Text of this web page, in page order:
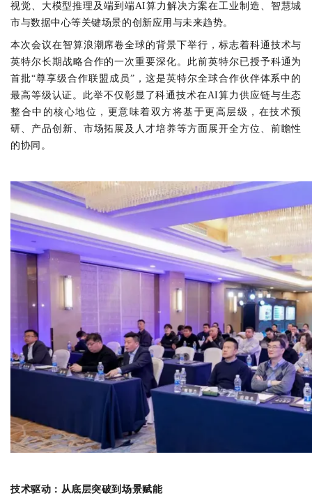
视觉、大模型推理及端到端AI算力解决方案在工业制造、智慧城
市与数据中心等关键场景的创新应用与未来趋势。
本次会议在智算浪潮席卷全球的背景下举行，标志着科通技术与
英特尔长期战略合作的一次重要深化。此前英特尔已授予科通为
首批“尊享级合作联盟成员”，这是英特尔全球合作伙伴体系中的
最高等级认证。此举不仅彰显了科通技术在AI算力供应链与生态
整合中的核心地位，更意味着双方将基于更高层级，在技术预
研、产品创新、市场拓展及人才培养等方面展开全方位、前瞻性
的协同。
技术驱动：从底层突破到场景赋能